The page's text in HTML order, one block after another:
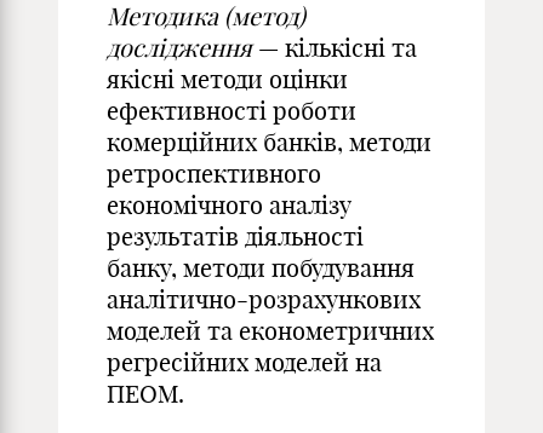
Методика (метод)
дослідження— кількісні та
якісні методи оцінки
ефективності роботи
комерційних банків, методи
ретроспективного
економічного аналізу
результатів діяльності
банку, методи побудування
аналітично-розрахункових
моделей та економетричних
регресійних моделей на
ПЕОМ.